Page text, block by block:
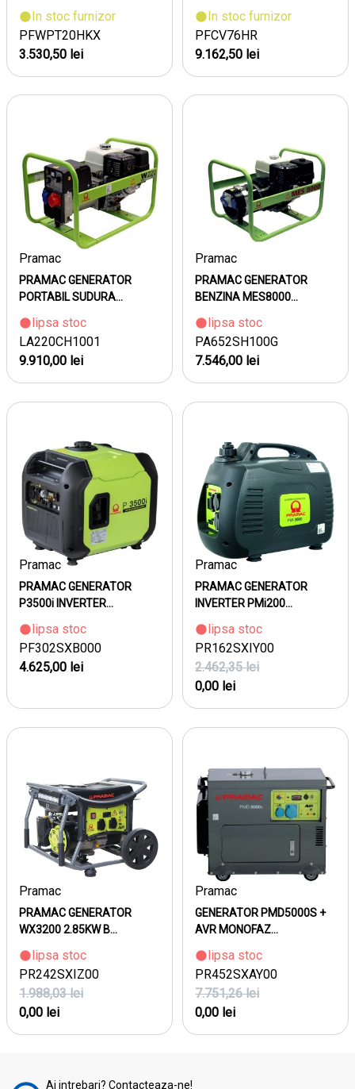
In stoc furnizor
PFWPT20HKX
3.530,50 lei
In stoc furnizor
PFCV76HR
9.162,50 lei
Pramac
PRAMAC GENERATOR
PORTABIL SUDURA...
lipsa stoc
LA220CH1001
9.910,00 lei
Pramac
PRAMAC GENERATOR
BENZINA MES8000...
lipsa stoc
PA652SH100G
7.546,00 lei
Pramac
PRAMAC GENERATOR
P3500i INVERTER...
lipsa stoc
PF302SXB000
4.625,00 lei
Pramac
PRAMAC GENERATOR
INVERTER PMi200...
lipsa stoc
PR162SXIY00
2.462,35 lei
0,00 lei
Pramac
PRAMAC GENERATOR
WX3200 2.85KW B...
lipsa stoc
PR242SXIZ00
1.988,03 lei
0,00 lei
Pramac
GENERATOR PMD5000S +
AVR MONOFAZ...
lipsa stoc
PR452SXAY00
7.751,26 lei
0,00 lei
Ai intrebari? Contacteaza-ne!